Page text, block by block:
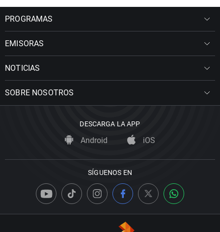
PROGRAMAS
EMISORAS
NOTICIAS
SOBRE NOSOTROS
DESCARGA LA APP
Android iOS
SÍGUENOS EN